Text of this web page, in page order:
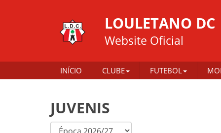
LOULETANO DC
Website Oficial
INÍCIO CLUBE FUTEBOL
JUVENIS